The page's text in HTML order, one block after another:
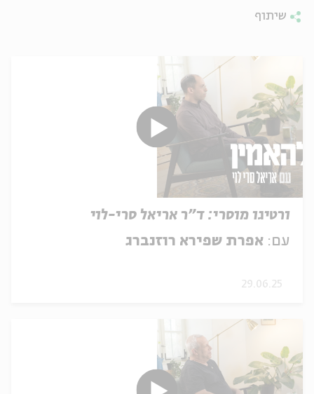
שיתוף
ורטיגו מוסרי: ד"ר אריאל סרי-לוי
עם: אפרת שפירא רוזנברג
29.06.25